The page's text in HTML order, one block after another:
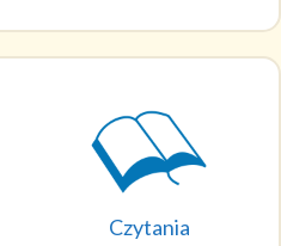
Czytania